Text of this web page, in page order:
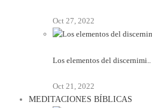
Oct 27, 2022
Los elementos del discernimi..
Oct 21, 2022
MEDITACIONES BÍBLICAS